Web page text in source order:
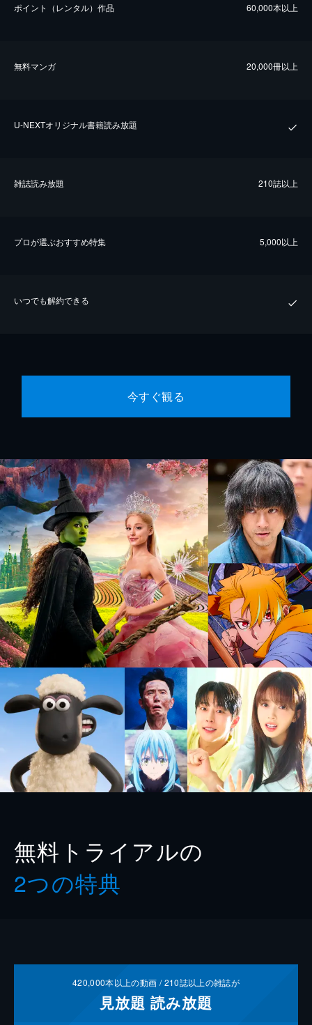
ポイント（レンタル）作品 60,000本以上
無料マンガ 20,000冊以上
U-NEXTオリジナル書籍読み放題
雑誌読み放題 210誌以上
プロが選ぶおすすめ特集 5,000以上
いつでも解約できる
今すぐ観る
無料トライアルの
2つの特典
420,000本以上の動画 /210誌以上の雑誌が
見放題 読み放題